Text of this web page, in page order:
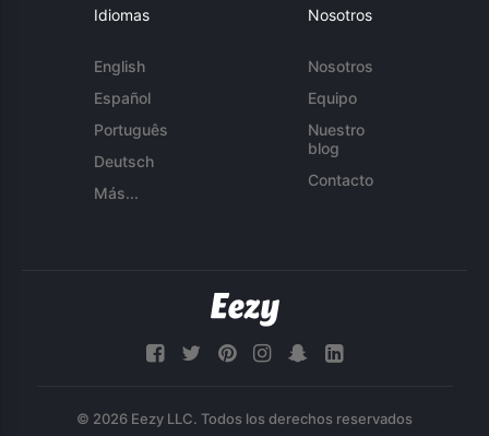
Idiomas
English
Español
Português
Deutsch
Más...
Nosotros
Nosotros
Equipo
Nuestro
blog
Contacto
© 2026 Eezy LLC. Todos los derechos reservados